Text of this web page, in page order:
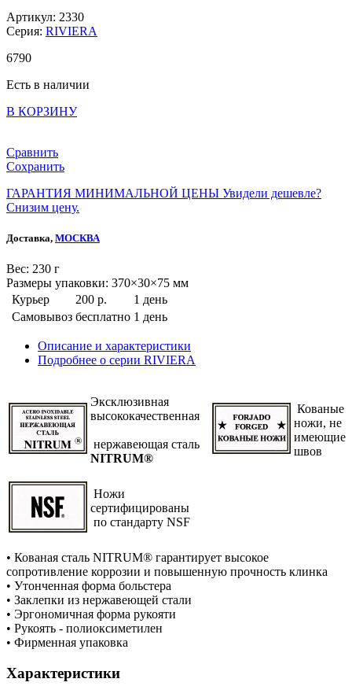
Артикул: 2330
Серия: RIVIERA
6790
Есть в наличии
В КОРЗИНУ
Сравнить
Сохранить
ГАРАНТИЯ МИНИМАЛЬНОЙ ЦЕНЫ Увидели дешевле?
Снизим цену.
Доставка, МОСКВА
Веc: 230 г
Размеры упаковки: 370×30×75 мм
Курьер
200 р.
1 день
Самовывоз бесплатно 1 день
Описание и характеристики
Подробнее о серии RIVIERA
Эксклюзивная
высококачественная
нержавеющая сталь
NITRUM®
Кованые
ножи, не
имеющие
швов
Ножи
сертифицированы
по стандарту NSF
• Кованая сталь NITRUM® гарантирует высокое
сопротивление коррозии и повышенную прочность клинка
• Утонченная форма больстера
• Заклепки из нержавеющей стали
• Эргономичная форма рукояти
• Рукоять - полиоксиметилен
• Фирменная упаковка
Характеристики